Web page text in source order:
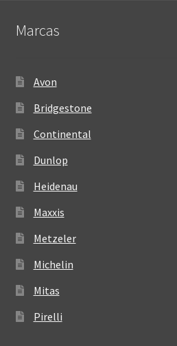
Marcas
Avon
Bridgestone
Continental
Dunlop
Heidenau
Maxxis
Metzeler
Michelin
Mitas
Pirelli